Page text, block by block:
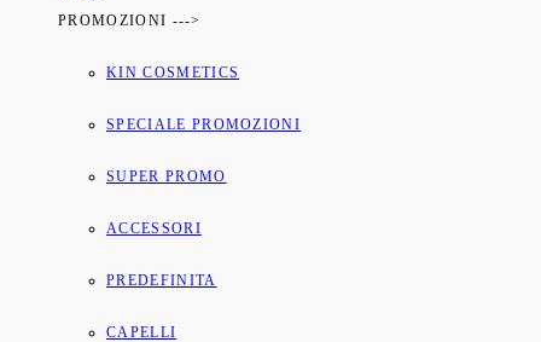
PROMOZIONI --->
KIN COSMETICS
SPECIALE PROMOZIONI
SUPER PROMO
ACCESSORI
PREDEFINITA
CAPELLI